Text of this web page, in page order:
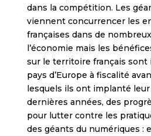
dans la compétition. Les
viennent concurrencer les
françaises dans de
l’économie mais les
sur le territoire français sont
pays d’Europe à fiscalité
lesquels ils ont implanté leur
dernières années, des
pour lutter contre les
des géants du numériques :